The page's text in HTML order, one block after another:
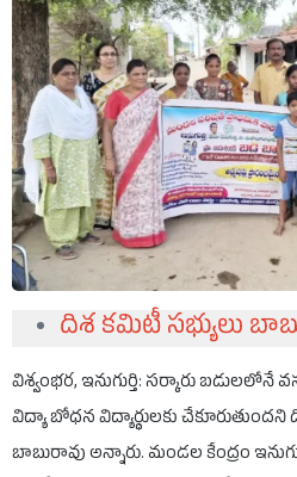
దిశ కమిటీ సభ్యులు
విశ్వంభర, ఇనుగుర్తి: సర్కారు
విద్యా బోధన విద్యార్థులకు చేకూరుతుందని
బాబురావు అన్నారు. మండల కేంద్రం